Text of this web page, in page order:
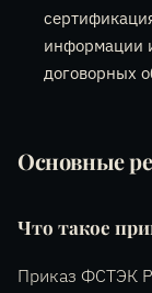
информации
договорных
Основные
Что такое
Приказ ФСТЭК